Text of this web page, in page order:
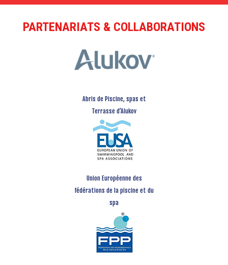
PARTENARIATS & COLLABORATIONS
Abris de Piscine, spas et
Terrasse d’Alukov
Union Européenne des
fédérations de la piscine et du
spa